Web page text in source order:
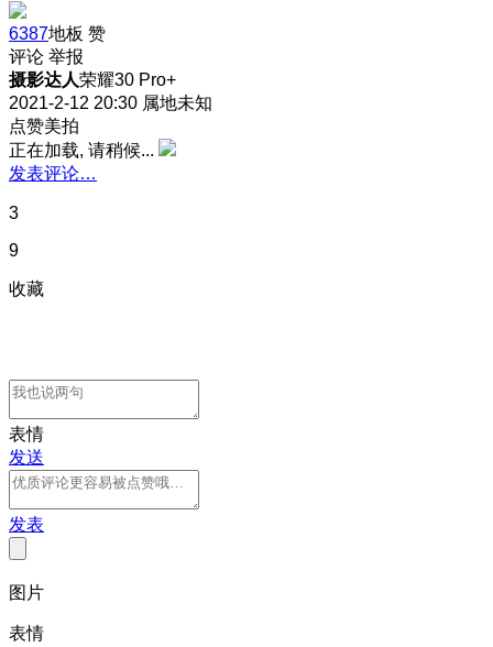
6387地板 赞
评论 举报
摄影达人荣耀30 Pro+
2021-2-12 20:30 属地未知
点赞美拍
正在加载, 请稍候...
发表评论…
3
9
收藏
表情
发送
发表
图片
表情